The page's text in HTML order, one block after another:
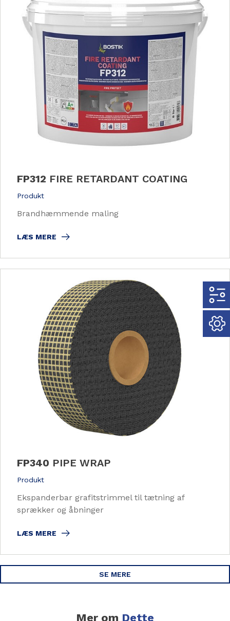
FP312 FIRE RETARDANT COATING
Produkt
Brandhæmmende maling
LÆS MERE
FP340 PIPE WRAP
Produkt
Ekspanderbar grafitstrimmel til tætning af
sprækker og åbninger
LÆS MERE
SE MERE
Mer om Dette